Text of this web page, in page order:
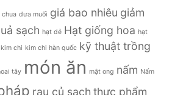
chua dưa muối giá bao nhiêu giảm
sạch hạt dẻ Hạt giống hoa hạt
kim chi kim chi hàn quốc kỹ thuật trồng
tây món ăn mật ong nấm Nấm
rau củ sạch thực phẩm